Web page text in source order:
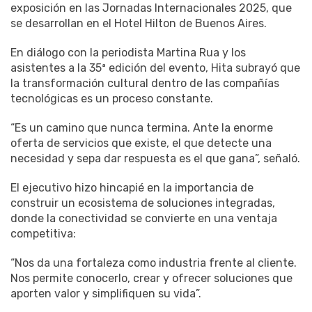
exposición en las Jornadas Internacionales 2025, que
se desarrollan en el Hotel Hilton de Buenos Aires.
En diálogo con la periodista Martina Rua y los
asistentes a la 35ª edición del evento, Hita subrayó que
la transformación cultural dentro de las compañías
tecnológicas es un proceso constante.
“Es un camino que nunca termina. Ante la enorme
oferta de servicios que existe, el que detecte una
necesidad y sepa dar respuesta es el que gana”, señaló.
El ejecutivo hizo hincapié en la importancia de
construir un ecosistema de soluciones integradas,
donde la conectividad se convierte en una ventaja
competitiva:
“Nos da una fortaleza como industria frente al cliente.
Nos permite conocerlo, crear y ofrecer soluciones que
aporten valor y simplifiquen su vida”.